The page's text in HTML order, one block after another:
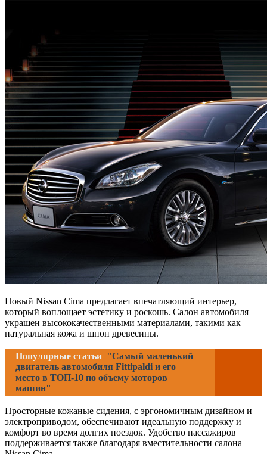
Новый Nissan Cima предлагает впечатляющий интерьер,
который воплощает эстетику и роскошь. Салон автомобиля
украшен высококачественными материалами, такими как
натуральная кожа и шпон древесины.
Популярные статьи "Самый маленький
двигатель автомобиля Fittipaldi и его
место в ТОП-10 по объему моторов
машин"
Просторные кожаные сидения, с эргономичным дизайном и
электроприводом, обеспечивают идеальную поддержку и
комфорт во время долгих поездок. Удобство пассажиров
поддерживается также благодаря вместительности салона